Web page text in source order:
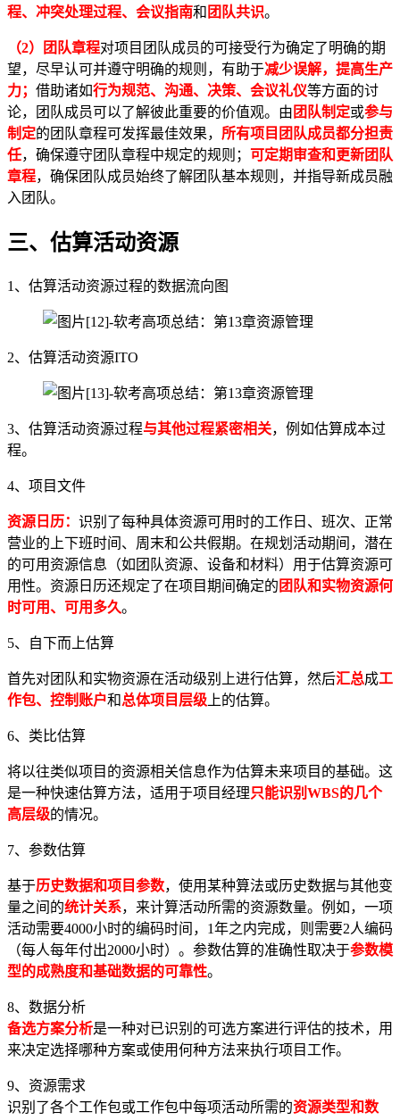
程、冲突处理过程、会议指南和 团队共识。
（2）团队章程对项目团队成员的可接受行为确定了明确的期
望，尽早认可并遵守明确的规则，有助于减少误解，提高生产
力； 借助诸如行为规范、沟通、决策、会议礼仪等方面的讨
论，团队成员可以了解彼此重要的价值观。由 团队制定或参与
制定的团队章程可发挥最佳效果， 所有项目团队成员都分担责
任，确保遵守团队章程中规定的规则； 可定期审查和更新团队
章程，确保团队成员始终了解团队基本规则，并指导新成员融
入团队。
三、估算活动资源
1、估算活动资源过程的数据流向图
2、估算活动资源ITO
3、估算活动资源过程与其他过程紧密相关，例如估算成本过
程。
4、项目文件
资源日历： 识别了每种具体资源可用时的工作日、班次、正常
营业的上下班时间、周末和公共假期。在规划活动期间，潜在
的可用资源信息（如团队资源、设备和材料）用于估算资源可
用性。资源日历还规定了在项目期间确定的 团队和实物资源何
时可用、可用多久。
5、自下而上估算
首先对团队和实物资源在活动级别上进行估算，然后汇总成工
作包、控制账户和总体项目层级 上的估算。
6、类比估算
将以往类似项目的资源相关信息作为估算未来项目的基础。这
是一种快速估算方法，适用于项目经理只能识别WBS的几个
高层级的情况。
7、参数估算
基于历史数据和项目参数，使用某种算法或历史数据与其他变
量之间的统计关系，来计算活动所需的资源数量。例如，一项
活动需要4000小时的编码时间，1年之内完成，则需要2人编码
（每人每年付出2000小时）。参数估算的准确性取决于参数模
型的成熟度和基础数据的可靠性。
8、数据分析
备选方案分析是一种对已识别的可选方案进行评估的技术，用
来决定选择哪种方案或使用何种方法来执行项目工作。
9、资源需求
识别了各个工作包或工作包中每项活动所需的资源类型和数